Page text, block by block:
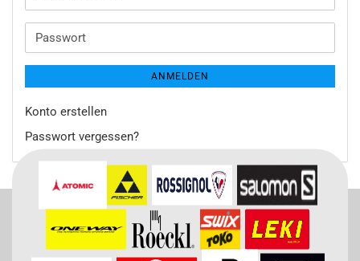
Mail-
Passwort
ANMELDEN
Konto erstellen
Passwort vergessen?